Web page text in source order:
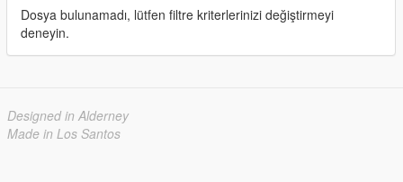
Dosya bulunamadı, lütfen filtre kriterlerinizi değiştirmeyi
deneyin.
Designed in Alderney
Made in Los Santos